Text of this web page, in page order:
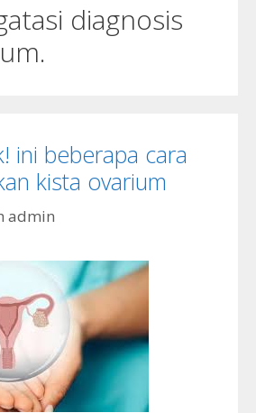
diagnosis
ini beberapa cara
kista ovarium
admin